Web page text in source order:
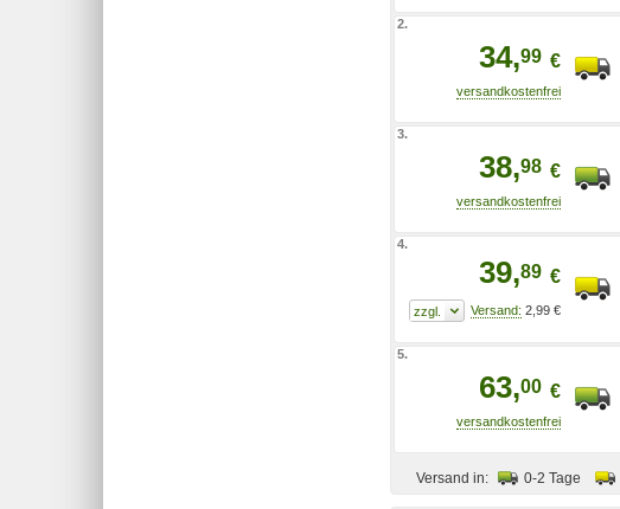
2.
34,99 €
3.
38,98 €
4.
39,89 €
2,99 €
5.
63,00 €
Versand in: 0-2 Tage